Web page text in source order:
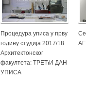
Процедура уписа у прву
годину студија 2017/18
Архитектонског
факултета: ТРЕЋИ ДАН
УПИСА